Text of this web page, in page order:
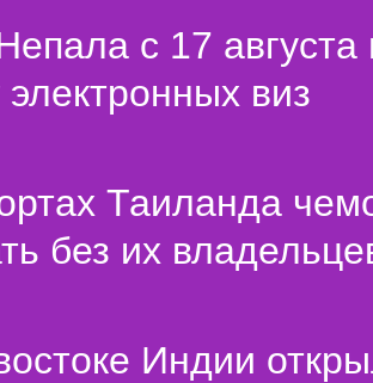
с 17 августа
виз
Таиланда
без их
Индии